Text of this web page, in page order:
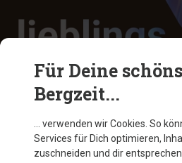
Finde Deine
Shoppe sie mit bis zu -50 %
Für Deine
Bergzeit...
… verwenden wir Cookies. So
Services für Dich optimieren,
zuschneiden und dir